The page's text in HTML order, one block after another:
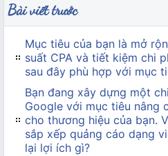
Bài viết trước
Mục tiêu của bạn là mở
suất CPA và tiết kiệm chi
sau đây phù hợp với mục
Bạn đang xây dựng một
Google với mục tiêu nâng
cho thương hiệu của bạn.
sắp xếp quảng cáo dạng
lại lợi ích gì?